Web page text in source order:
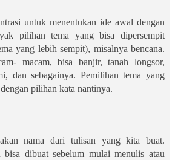
untuk menentukan ide awal dengan
pilihan tema yang bisa dipersempit
yang lebih sempit), misalnya bencana.
macam, bisa banjir, tanah longsor,
dan sebagainya. Pemilihan tema yang
pilihan kata nantinya.
nama dari tulisan yang kita buat.
dibuat sebelum mulai menulis atau